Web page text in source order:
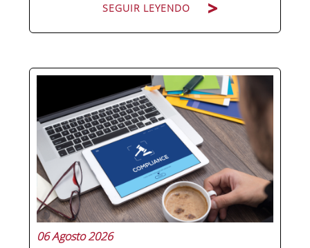
SEGUIR LEYENDO
Hay personas que ocupan puestos de
dirección y hay personas que lideran.
La diferencia no está en el cargo ni en
la antigüedad, sino en un conjunto de
competencias que se pueden
aprender, practicar y medir. Si te
preguntas qué separa a un directivo...
06 Agosto 2026